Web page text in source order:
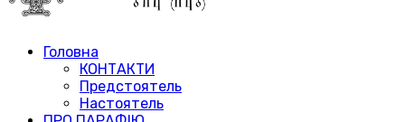
Головна
КОНТАКТИ
Предстоятель
Настоятель